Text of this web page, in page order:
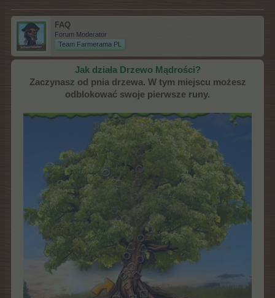
FAQ
Forum Moderator
Team Farmerama PL
Jak działa Drzewo Mądrości?
Zaczynasz od pnia drzewa. W tym miejscu możesz
odblokować swoje pierwsze runy.